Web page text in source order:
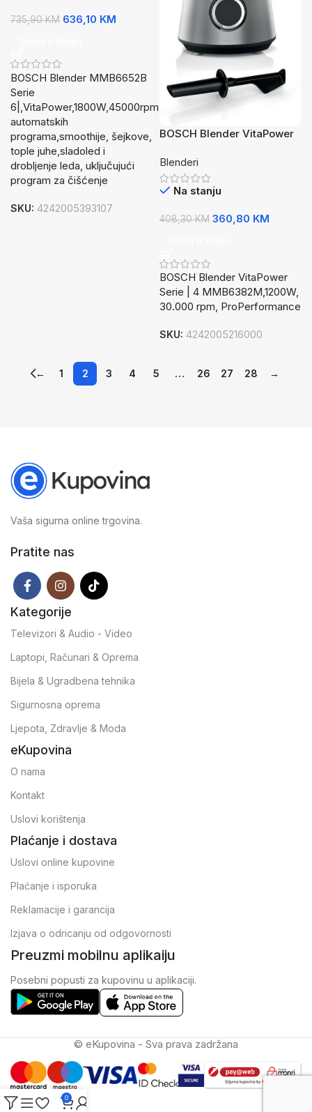
735,90KM 636,10 KM
BOSCH Blender MMB6652B
Serie
6|,VitaPower,1800W,45000rpm,6
automatskih
programa,smoothije, šejkove,
tople juhe,sladoled i
drobljenje leda, uključujući
program za čišćenje
SKU: 4242005393107
BOSCH Blender VitaPower
rpm ProPerformance
Blenderi
Na stanju
408,30KM 360,80 KM
BOSCH Blender VitaPower
Serie | 4 MMB6382M,1200W,
30.000 rpm, ProPerformance
SKU: 4242005216000
← 1 2 3 4 5 … 26 27 28 →
Vaša sigurna online trgovina.
Pratite nas
Kategorije
Televizori & Audio - Video
Laptopi, Računari & Oprema
Bijela & Ugradbena tehnika
Sigurnosna oprema
Ljepota, Zdravlje & Moda
eKupovina
O nama
Kontakt
Uslovi korištenja
Plaćanje i dostava
Uslovi online kupovine
Plaćanje i isporuka
Reklamacije i garancija
Izjava o odricanju od odgovornosti
Preuzmi mobilnu aplikaiju
Posebni popusti za kupovinu u aplikaciji.
© eKupovina - Sva prava zadržana
0